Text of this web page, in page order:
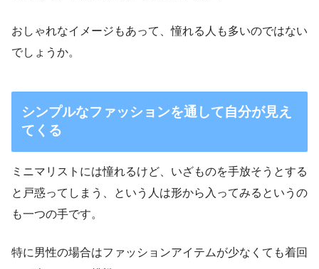
おしゃれなイメージもあって、憧れる人も多いのではない
でしょうか。
シンプルなファッションを通して自分が見え
てくる
ミニマリストには憧れるけど、いざものを手放そうとする
と戸惑ってしまう、という人は形から入ってみるというの
も一つの手です。
特に男性の場合はファッションアイテムが少なくても着回